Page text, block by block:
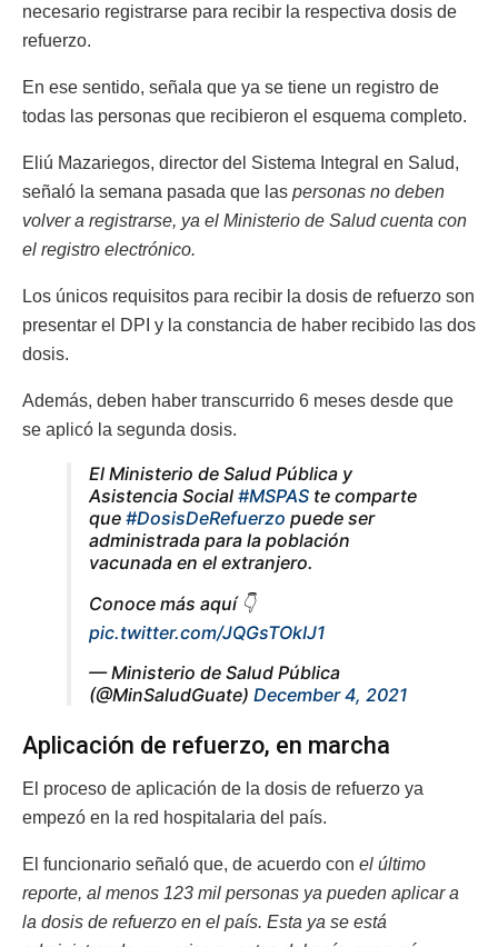
necesario registrarse para recibir la respectiva dosis de
refuerzo.
En ese sentido, señala que ya se tiene un registro de
todas las personas que recibieron el esquema completo.
Eliú Mazariegos, director del Sistema Integral en Salud,
señaló la semana pasada que las personas no deben
volver a registrarse, ya el Ministerio de Salud cuenta con
el registro electrónico.
Los únicos requisitos para recibir la dosis de refuerzo son
presentar el DPI y la constancia de haber recibido las dos
dosis.
Además, deben haber transcurrido 6 meses desde que
se aplicó la segunda dosis.
El Ministerio de Salud Pública y
Asistencia Social #MSPAS te comparte
que #DosisDeRefuerzo puede ser
administrada para la población
vacunada en el extranjero.
Conoce más aquí 👇
pic.twitter.com/JQGsTOkIJ1
— Ministerio de Salud Pública
(@MinSaludGuate) December 4, 2021
Aplicación de refuerzo, en marcha
El proceso de aplicación de la dosis de refuerzo ya
empezó en la red hospitalaria del país.
El funcionario señaló que, de acuerdo con el último
reporte, al menos 123 mil personas ya pueden aplicar a
la dosis de refuerzo en el país. Esta ya se está